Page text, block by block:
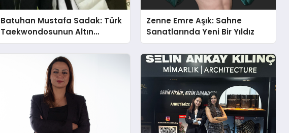
Batuhan Mustafa Sadak: Türk
Taekwondosunun Altın
Yumruğu
Zenne Emre Aşık: Sahne
Sanatlarında Yeni Bir Yıldız